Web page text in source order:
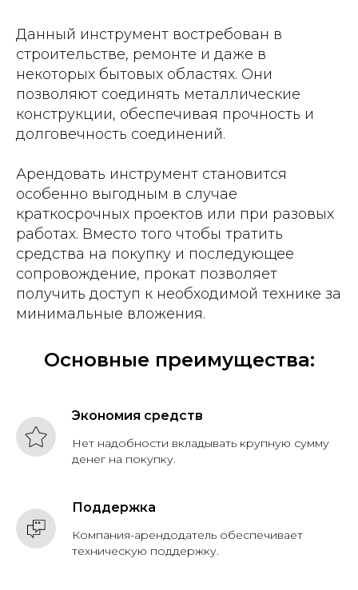
Данный инструмент востребован в
строительстве, ремонте и даже в
некоторых бытовых областях. Они
позволяют соединять металлические
конструкции, обеспечивая прочность и
долговечность соединений.
Арендовать инструмент становится
особенно выгодным в случае
краткосрочных проектов или при разовых
работах. Вместо того чтобы тратить
средства на покупку и последующее
сопровождение, прокат позволяет
получить доступ к необходимой технике за
минимальные вложения.
Основные преимущества:
Экономия средств
Нет надобности вкладывать крупную сумму
денег на покупку.
Поддержка
Компания-арендодатель обеспечивает
техническую поддержку.